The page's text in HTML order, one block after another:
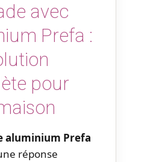
avec
Prefa :
pour
aluminium Prefa
réponse